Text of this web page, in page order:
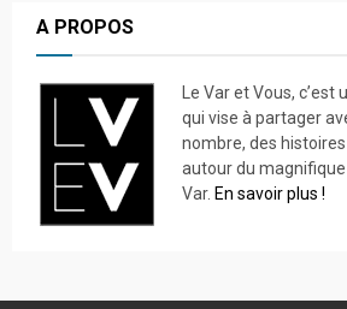
A PROPOS
Le Var et Vous,
qui vise à partager
nombre, des
autour du
Var. En savoir plus !